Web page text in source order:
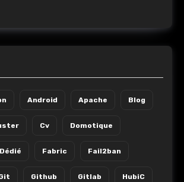
Android Apache Blog
Cv Domotique
Dédié Fabric Fail2ban
Github Gitlab HubiC